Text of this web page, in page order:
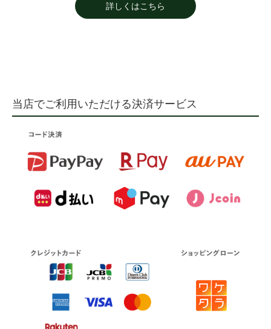
詳しくはこちら
当店でご利用いただける決済サービス